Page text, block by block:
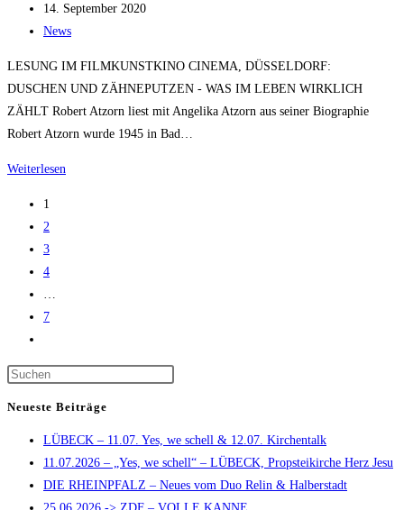
Autor:
Beitrag
veröffentlicht:
14. September 2020
Beitrags-
News
LESUNG IM FILMKUNSTKINO CINEMA, DÜSSELDORF:
DUSCHEN UND ZÄHNEPUTZEN - WAS IM LEBEN WIRKLICH
ZÄHLT Robert Atzorn liest mit Angelika Atzorn aus seiner Biographie
Robert Atzorn wurde 1945 in Bad…
Weiterlesen
1
2
3
4
…
7
Seite
close
the
search
Neueste Beiträge
LÜBECK – 11.07. Yes, we schell & 12.07. Kirchentalk
11.07.2026 – „Yes, we schell“ – LÜBECK, Propsteikirche Herz Jesu
DIE RHEINPFALZ – Neues vom Duo Relin & Halberstadt